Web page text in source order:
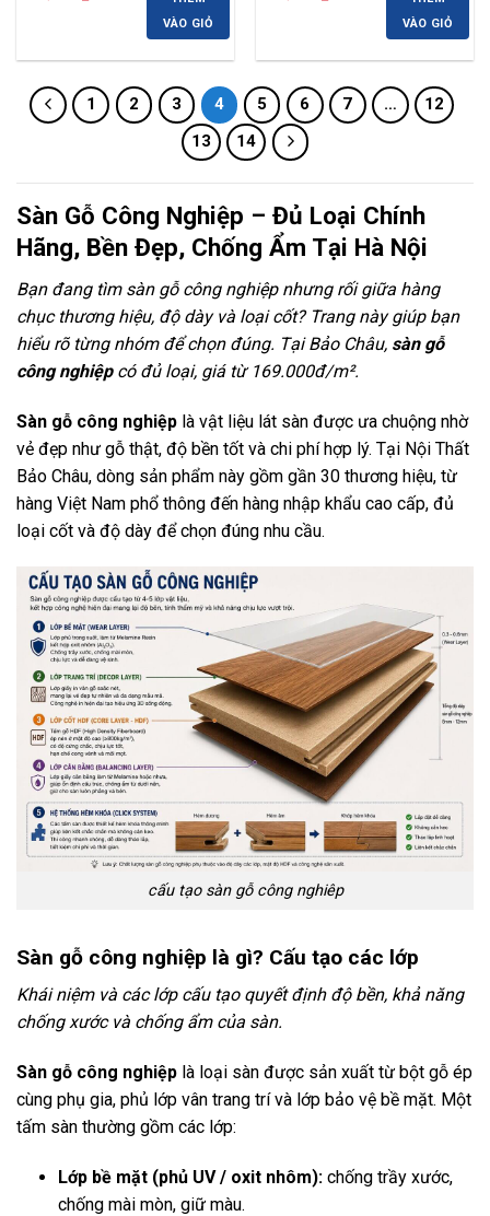
VÀO GIỎ
VÀO GIỎ
1 2 3 4 5 6 7 …
12
13
14
Sàn Gỗ Công Nghiệp – Đủ Loại Chính
Hãng, Bền Đẹp, Chống Ẩm Tại Hà Nội
Bạn đang tìm sàn gỗ công nghiệp nhưng rối giữa hàng
chục thương hiệu, độ dày và loại cốt? Trang này giúp bạn
hiểu rõ từng nhóm để chọn đúng. Tại Bảo Châu, sàn gỗ
công nghiệpcó đủ loại, giá từ 169.000đ/m².
Sàn gỗ công nghiệp là vật liệu lát sàn được ưa chuộng nhờ
vẻ đẹp như gỗ thật, độ bền tốt và chi phí hợp lý. Tại Nội Thất
Bảo Châu, dòng sản phẩm này gồm gần 30 thương hiệu, từ
hàng Việt Nam phổ thông đến hàng nhập khẩu cao cấp, đủ
loại cốt và độ dày để chọn đúng nhu cầu.
cấu tạo sàn gỗ công nghiêp
Sàn gỗ công nghiệp là gì? Cấu tạo các lớp
Khái niệm và các lớp cấu tạo quyết định độ bền, khả năng
chống xước và chống ẩm của sàn.
Sàn gỗ công nghiệp là loại sàn được sản xuất từ bột gỗ ép
cùng phụ gia, phủ lớp vân trang trí và lớp bảo vệ bề mặt. Một
tấm sàn thường gồm các lớp:
Lớp bề mặt (phủ UV / oxit nhôm): chống trầy xước,
chống mài mòn, giữ màu.